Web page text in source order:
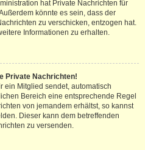
hat Private Nachrichten für
könnte es sein, dass der
zu verschicken, entzogen hat.
Informationen zu erhalten.
Private Nachrichten!
ein Mitglied sendet, automatisch
Bereich eine entsprechende Regel
von jemandem erhältst, so kannst
Dieser kann dem betreffenden
zu versenden.